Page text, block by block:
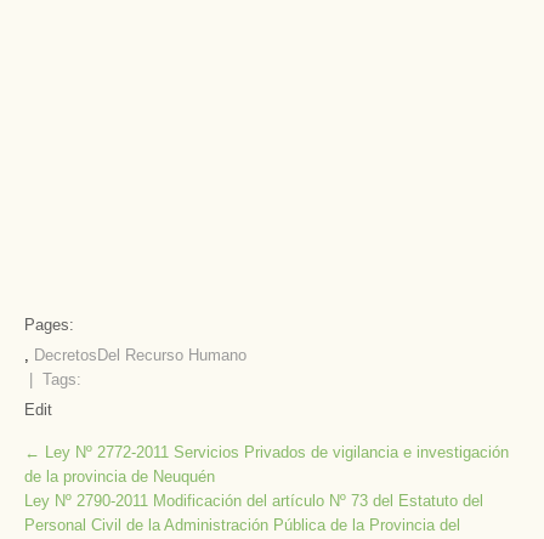
Pages:
, Decretos Del Recurso Humano
| Tags:
Edit
Post
navigation
← Ley Nº 2772-2011 Servicios Privados de vigilancia e investigación
de la provincia de Neuquén
Ley Nº 2790-2011 Modificación del artículo Nº 73 del Estatuto del
Personal Civil de la Administración Pública de la Provincia del